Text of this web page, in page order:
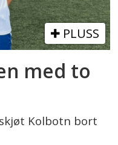
PLUSS
med to
Kolbotn bort